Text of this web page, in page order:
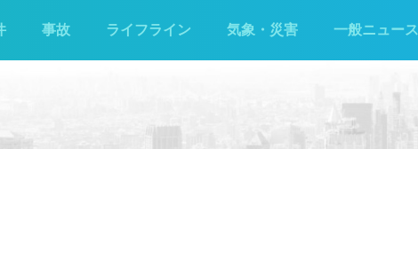
事故 ライフライン 気象・災害 一般ニュース